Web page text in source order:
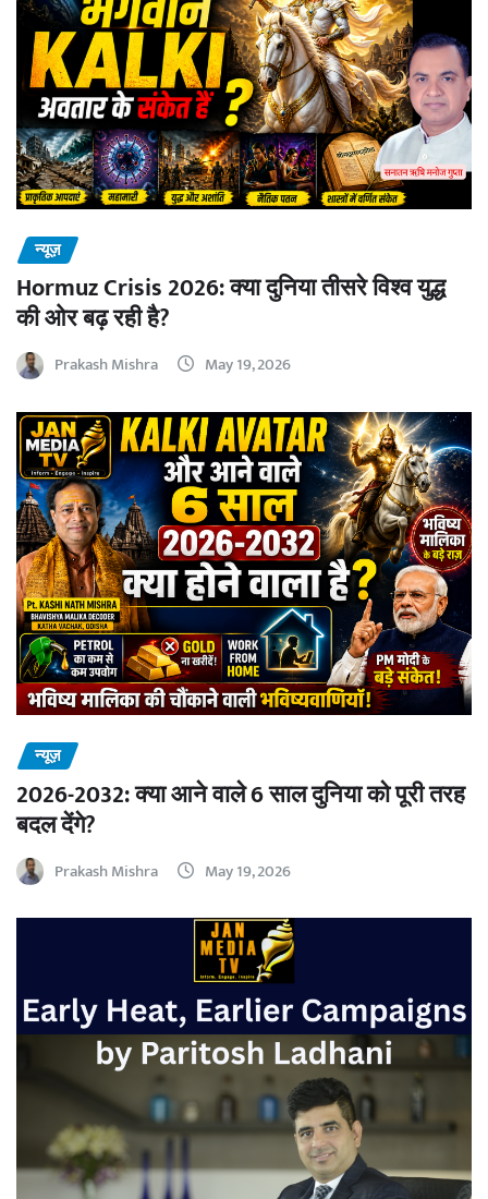
न्यूज़
Hormuz Crisis 2026: क्या दुनिया तीसरे विश्व युद्ध
की ओर बढ़ रही है?
Prakash Mishra May 19, 2026
न्यूज़
2026-2032: क्या आने वाले 6 साल दुनिया को पूरी तरह
बदल देंगे?
Prakash Mishra May 19, 2026